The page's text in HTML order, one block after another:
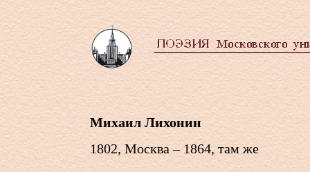
Михаил Лихонин
1802, Москва – 1864, там же